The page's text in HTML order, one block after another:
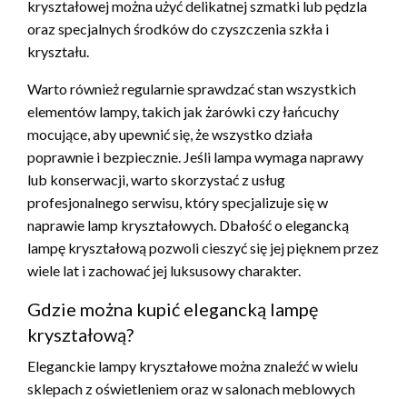
kryształowej można użyć delikatnej szmatki lub pędzla
oraz specjalnych środków do czyszczenia szkła i
kryształu.
Warto również regularnie sprawdzać stan wszystkich
elementów lampy, takich jak żarówki czy łańcuchy
mocujące, aby upewnić się, że wszystko działa
poprawnie i bezpiecznie. Jeśli lampa wymaga naprawy
lub konserwacji, warto skorzystać z usług
profesjonalnego serwisu, który specjalizuje się w
naprawie lamp kryształowych. Dbałość o elegancką
lampę kryształową pozwoli cieszyć się jej pięknem przez
wiele lat i zachować jej luksusowy charakter.
Gdzie można kupić elegancką lampę
kryształową?
Eleganckie lampy kryształowe można znaleźć w wielu
sklepach z oświetleniem oraz w salonach meblowych